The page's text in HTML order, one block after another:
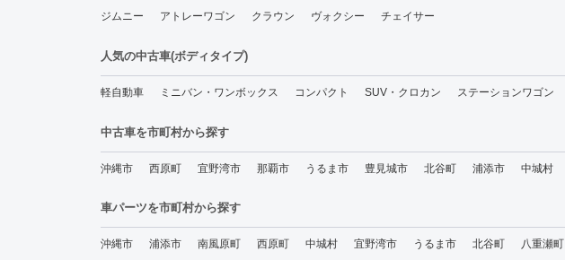
ジムニー
アトレーワゴン クラウン ヴォクシー チェイサー
人気の中古車(ボディタイプ)
軽自動車 ミニバン・ワンボックス コンパクト SUV・クロカン ステーションワゴン
中古車を市町村から探す
沖縄市 西原町 宜野湾市 那覇市 うるま市 豊見城市 北谷町 浦添市 中城村
車パーツを市町村から探す
沖縄市 浦添市 南風原町 西原町 中城村 宜野湾市 うるま市 北谷町 八重瀬町